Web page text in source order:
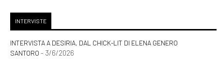
INTERVISTE
INTERVISTA A DESIRIA, DAL CHICK-LIT DI ELENA GENERO
SANTORO - 3/6/2026